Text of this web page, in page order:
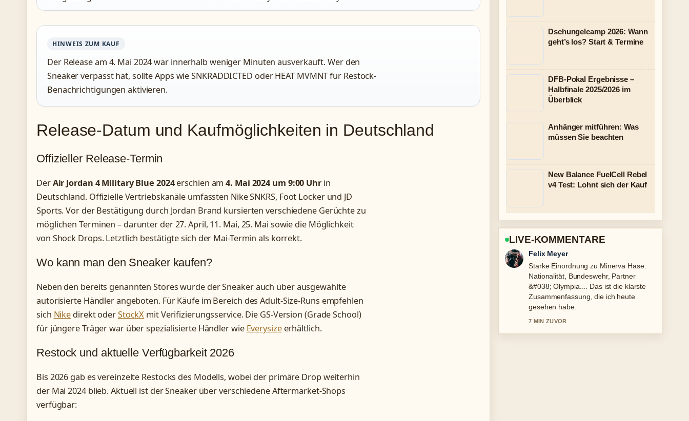
HINWEIS ZUM KAUF
Der Release am 4. Mai 2024 war innerhalb weniger Minuten ausverkauft. Wer den
Sneaker verpasst hat, sollte Apps wie SNKRADDICTED oder HEAT MVMNT für Restock-
Benachrichtigungen aktivieren.
Release-Datum und Kaufmöglichkeiten in Deutschland
Offizieller Release-Termin
DerAir Jordan 4 Military Blue 2024erschien am4. Mai 2024 um 9:00 Uhrin
Deutschland. Offizielle Vertriebskanäle umfassten Nike SNKRS, Foot Locker und JD
Sports. Vor der Bestätigung durch Jordan Brand kursierten verschiedene Gerüchte zu
möglichen Terminen – darunter der 27. April, 11. Mai, 25. Mai sowie die Möglichkeit
von Shock Drops. Letztlich bestätigte sich der Mai-Termin als korrekt.
Wo kann man den Sneaker kaufen?
Neben den bereits genannten Stores wurde der Sneaker auch über ausgewählte
autorisierte Händler angeboten. Für Käufe im Bereich des Adult-Size-Runs empfehlen
sich Nike direkt oderStockX mit Verifizierungsservice. Die GS-Version (Grade School)
für jüngere Träger war über spezialisierte Händler wie Everysizeerhältlich.
Restock und aktuelle Verfügbarkeit 2026
Bis 2026 gab es vereinzelte Restocks des Modells, wobei der primäre Drop weiterhin
der Mai 2024 blieb. Aktuell ist der Sneaker über verschiedene Aftermarket-Shops
verfügbar:
Dschungelcamp 2026: Wann
geht’s los? Start & Termine
DFB-Pokal Ergebnisse –
Halbfinale 2025/2026 im
Überblick
Anhänger mitführen: Was
müssen Sie beachten
New Balance FuelCell Rebel
v4 Test: Lohnt sich der Kauf
LIVE-KOMMENTARE
Laura Becker
Verfolge Arafat Abou-Chaker: Wer ist
der Clan-Chef und... genau – schaetze
den ausgewogenen Ton hier.
9 MIN ZUVOR